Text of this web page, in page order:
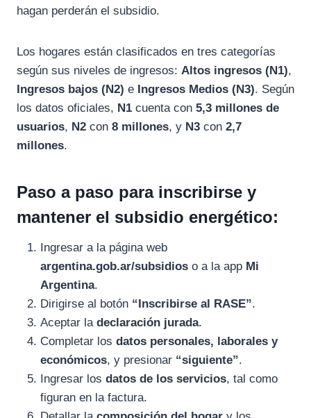
hagan perderán el subsidio.
Los hogares están clasificados en tres categorías
según sus niveles de ingresos: Altos ingresos (N1),
Ingresos bajos (N2) e Ingresos Medios (N3). Según
los datos oficiales, N1 cuenta con 5,3 millones de
usuarios, N2 con 8 millones, y N3 con 2,7
millones.
Paso a paso para inscribirse y
mantener el subsidio energético:
Ingresar a la página web
argentina.gob.ar/subsidios o a la app Mi
Argentina.
Dirigirse al botón “Inscribirse al RASE”.
Aceptar la declaración jurada.
Completar los datos personales, laborales y
económicos, y presionar “siguiente”.
Ingresar los datos de los servicios, tal como
figuran en la factura.